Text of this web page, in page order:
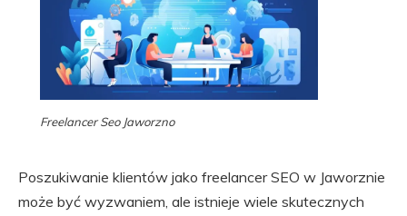
Freelancer Seo Jaworzno
Poszukiwanie klientów jako freelancer SEO w Jaworznie
może być wyzwaniem, ale istnieje wiele skutecznych